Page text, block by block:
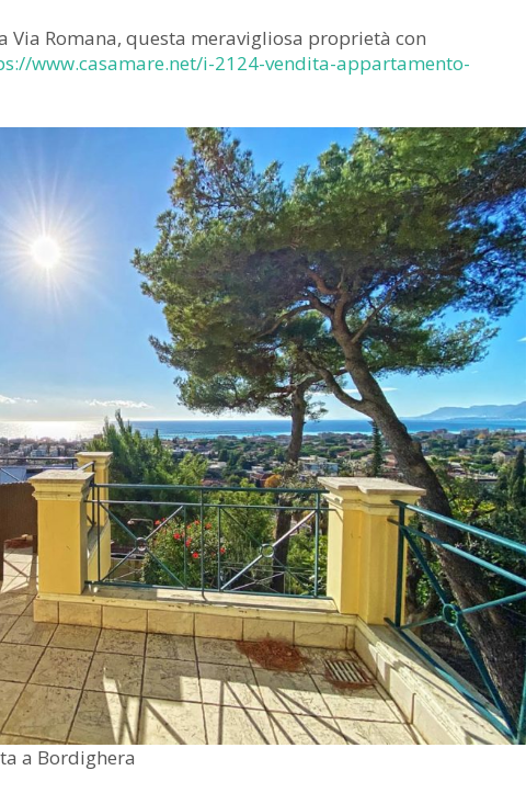
Via Romana, questa meravigliosa proprietà con
www.casamare.net/i-2124-vendita-appartamento-
a Bordighera